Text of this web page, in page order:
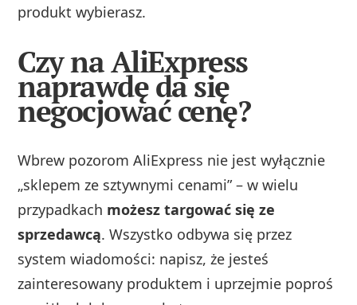
produkt wybierasz.
Czy na AliExpress
naprawdę da się
negocjować cenę?
Wbrew pozorom AliExpress nie jest wyłącznie
„sklepem ze sztywnymi cenami” – w wielu
przypadkach możesz targować się ze
sprzedawcą. Wszystko odbywa się przez
system wiadomości: napisz, że jesteś
zainteresowany produktem i uprzejmie poproś